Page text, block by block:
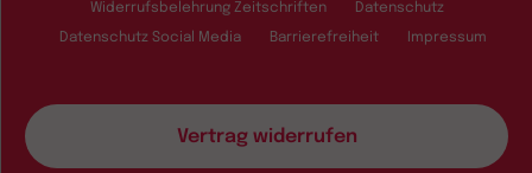
Widerrufsbelehrung Zeitschriften Datenschutz
Datenschutz Social Media Barrierefreiheit Impressum
Vertrag widerrufen